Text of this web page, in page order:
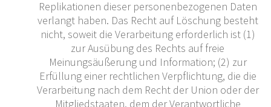
Replikationen dieser personenbezogenen Daten
verlangt haben. Das Recht auf Löschung besteht
nicht, soweit die Verarbeitung erforderlich ist (1)
zur Ausübung des Rechts auf freie
Meinungsäußerung und Information; (2) zur
Erfüllung einer rechtlichen Verpflichtung, die die
Verarbeitung nach dem Recht der Union oder der
Mitgliedstaaten, dem der Verantwortliche